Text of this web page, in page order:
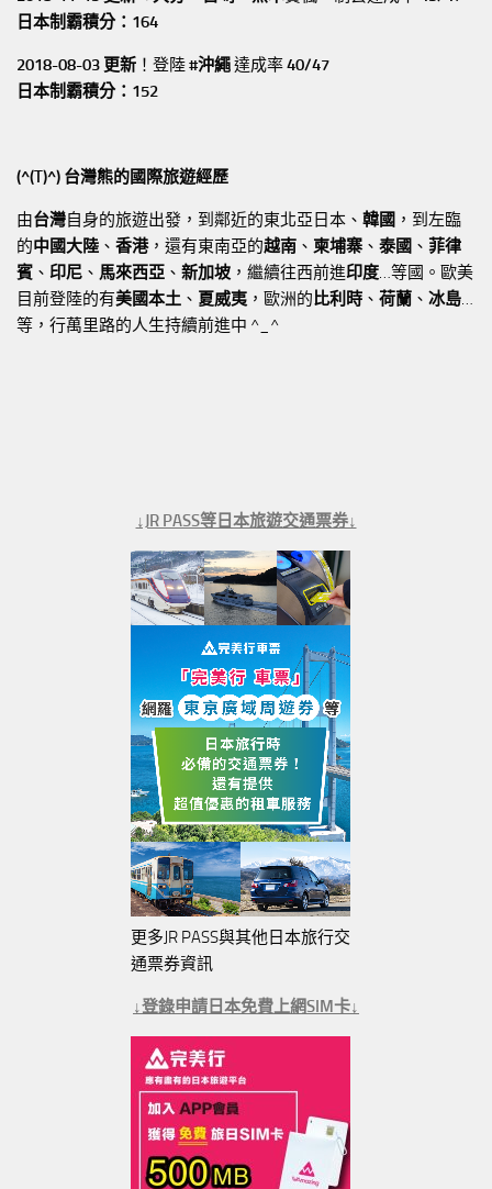
日本制霸積分：164
2018-08-03 更新 ！登陸#沖繩達成率40/47
日本制霸積分：152
(^(T)^) 台灣熊的國際旅遊經歷
由台灣自身的旅遊出發，到鄰近的東北亞日本、 韓國 ，到左臨
的中國大陸 、 香港，還有東南亞的越南 、 柬埔寨 、 泰國 、 菲律
賓 、 印尼 、 馬來西亞 、 新加坡 ，繼續往西前進印度 …等國。歐美
目前登陸的有美國本土 、 夏威夷 ，歐洲的 比利時 、 荷蘭 、 冰島
等，行萬里路的人生持續前進中 ^_^
↓JR PASS等日本旅遊交通票券↓
更多JR PASS與其他日本旅行交
通票券資訊
↓登錄申請日本免費上網SIM卡↓